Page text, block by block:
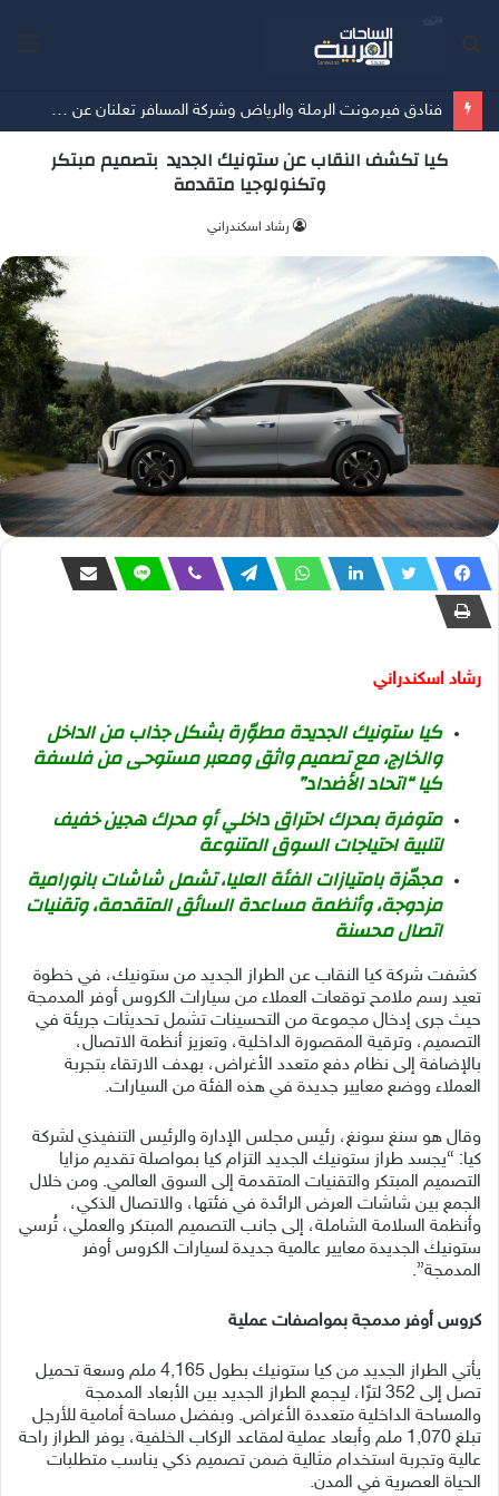
فنادق فيرمونت الرملة والرياض وشركة المسافر تعلنان عن شراكتهما الرسمية مع معرض سوق السفر العالمي-سبوت لايت الرياض
كيا تكشف النقاب عن ستونيك الجديد بتصميم مبتكر
وتكنولوجيا متقدمة
‫رشاد اسكندراني
رشاد اسكندراني
كيا ستونيك الجديدة مطوّرة بشكل جذاب من الداخل
والخارج، مع تصميم واثق ومعبر مستوحى من فلسفة
كيا “اتحاد الأضداد”
متوفرة بمحرك احتراق داخلي أو محرك هجين خفيف
لتلبية احتياجات السوق المتنوعة
مجهّزة بامتيازات الفئة العليا، تشمل شاشات بانورامية
مزدوجة، وأنظمة مساعدة السائق المتقدمة، وتقنيات
اتصال محسنة
كشفت شركة كيا النقاب عن الطراز الجديد من ستونيك، في خطوة
تعيد رسم ملامح توقعات العملاء من سيارات الكروس أوفر المدمجة
حيث جرى إدخال مجموعة من التحسينات تشمل تحديثات جريئة في
التصميم، وترقية المقصورة الداخلية، وتعزيز أنظمة الاتصال،
بالإضافة إلى نظام دفع متعدد الأغراض، بهدف الارتقاء بتجربة
العملاء ووضع معايير جديدة في هذه الفئة من السيارات.
وقال هو سنغ سونغ، رئيس مجلس الإدارة والرئيس التنفيذي لشركة
كيا: “يجسد طراز ستونيك الجديد التزام كيا بمواصلة تقديم مزايا
التصميم المبتكر والتقنيات المتقدمة إلى السوق العالمي. ومن خلال
الجمع بين شاشات العرض الرائدة في فئتها، والاتصال الذكي،
وأنظمة السلامة الشاملة، إلى جانب التصميم المبتكر والعملي، تُرسي
ستونيك الجديدة معايير عالمية جديدة لسيارات الكروس أوفر
المدمجة”.
كروس أوفر مدمجة بمواصفات عملية
يأتي الطراز الجديد من كيا ستونيك بطول 4,165 ملم وسعة تحميل
تصل إلى 352 لترًا، ليجمع الطراز الجديد بين الأبعاد المدمجة
والمساحة الداخلية متعددة الأغراض. وبفضل مساحة أمامية للأرجل
تبلغ 1,070 ملم وأبعاد عملية لمقاعد الركاب الخلفية، يوفر الطراز راحة
عالية وتجربة استخدام مثالية ضمن تصميم ذكي يناسب متطلبات
الحياة العصرية في المدن.